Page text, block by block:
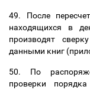
49. После
находящихся в
производят
данными книг
50. По
проверки